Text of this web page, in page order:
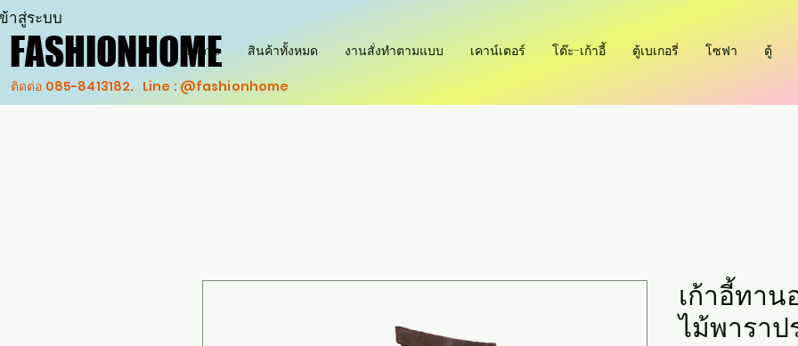
FASHIONHOME
FASHIONHOME
ติดต่อ 085-8413182. Line : @fashionhome
าสู่ระบบ
Home สินค้าทั้งหมด งานสั่งทำตามแบบ เคาน์เตอร์ โต๊ะ-เก้าอี้ ตู้เบเกอรี่ โซฟา ตู้
เก้าอี้ทาน
ไม้พาราป